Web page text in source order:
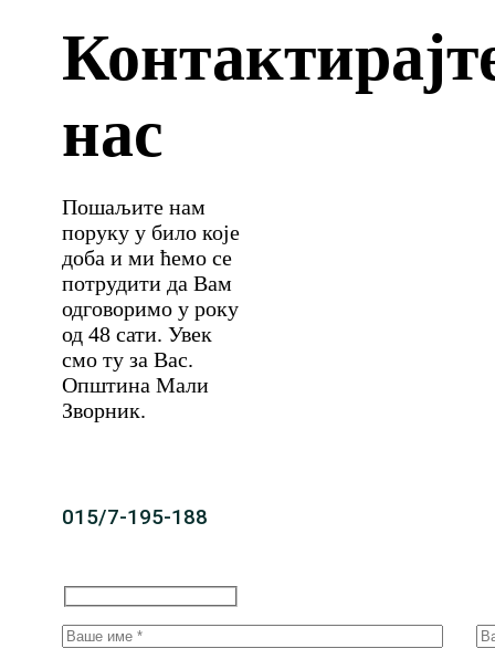
нас
Пошаљите нам
поруку у било које
доба и ми ћемо се
потрудити да Вам
одговоримо у року
од 48 сати. Увек
смо ту за Вас.
Општина Мали
Зворник.
015/7-195-188